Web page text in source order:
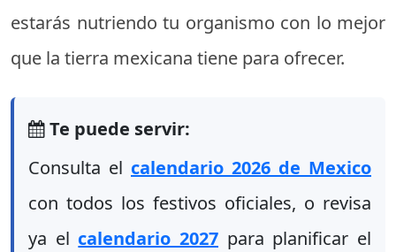
estarás nutriendo tu organismo con lo mejor
que la tierra mexicana tiene para ofrecer.
Te puede servir:
Consulta el calendario 2026 de Mexico
con todos los festivos oficiales, o revisa
ya el calendario 2027 para planificar el